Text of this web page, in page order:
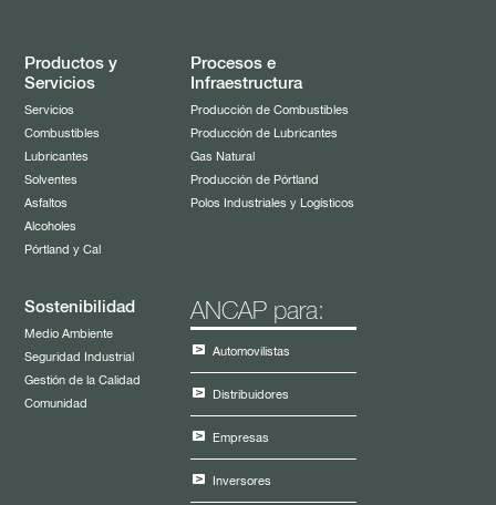
Productos y
Servicios
Servicios
Combustibles
Lubricantes
Solventes
Asfaltos
Alcoholes
Pórtland y Cal
Procesos e
Infraestructura
Producción de Combustibles
Producción de Lubricantes
Gas Natural
Producción de Pórtland
Polos Industriales y Logísticos
Sostenibilidad
Medio Ambiente
Seguridad Industrial
Gestión de la Calidad
Comunidad
ANCAP para:
Automovilistas
Distribuidores
Empresas
Inversores